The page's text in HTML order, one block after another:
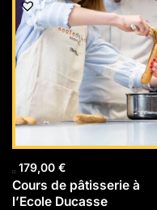
179,00 €
Cours de pâtisserie à
l’Ecole Ducasse